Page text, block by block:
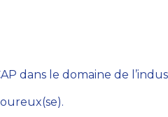
dans le domaine de